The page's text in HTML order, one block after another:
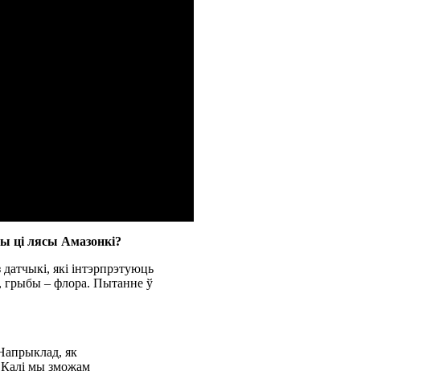
ці лясы Амазонкі?
які інтэрпрэтуюць
грыбы – флора. Пытанне ў
як
Калі мы зможам